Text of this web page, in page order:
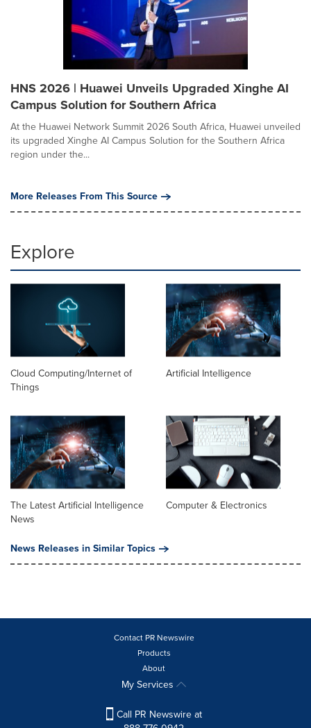
HNS 2026 | Huawei Unveils Upgraded Xinghe AI
Campus Solution for Southern Africa
At the Huawei Network Summit 2026 South Africa, Huawei unveiled
its upgraded Xinghe AI Campus Solution for the Southern Africa
region under the...
More Releases From This Source
Explore
Cloud Computing/Internet of
Things
Artificial Intelligence
The Latest Artificial Intelligence
News
Computer & Electronics
News Releases in Similar Topics
Contact PR Newswire
Products
About
My Services
Call PR Newswire at